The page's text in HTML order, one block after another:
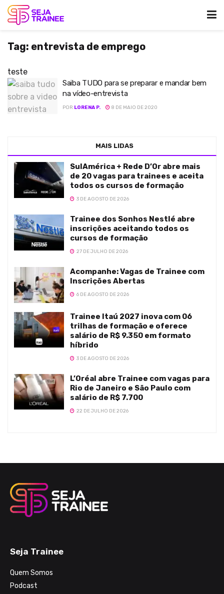
Tag: entrevista de emprego
teste
Saiba TUDO para se preparar e mandar bem
na vídeo-entrevista
POR LORENA P. 8 DE MAIO DE 2020
MAIS LIDAS
SulAmérica + Rede D’Or abre mais
de 20 vagas para trainees e aceita
todos os cursos de formação
3 DE AGOSTO DE 2026
Trainee dos Sonhos Nestlé abre
inscrições aceitando todos os
cursos de formação
27 DE JULHO DE 2026
Acompanhe: Vagas de Trainee com
Inscrições Abertas
6 DE AGOSTO DE 2026
Trainee Itaú 2027 inova com 06
trilhas de formação e oferece
salário de R$ 9.350 em formato
híbrido
3 DE AGOSTO DE 2026
L’Oréal abre Trainee com vagas para
Rio de Janeiro e São Paulo com
salário de R$ 7.700
22 DE JULHO DE 2026
Seja Trainee
Quem Somos
Podcast